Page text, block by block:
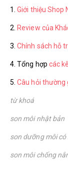
1.Giới thiệu Shop
2. Review của
3.Chính sách hỗ
4. Tổng hợp các
5.Câu hỏi thường
từ khoá
son môi nhật bản
son dưỡng môi
son môi chống